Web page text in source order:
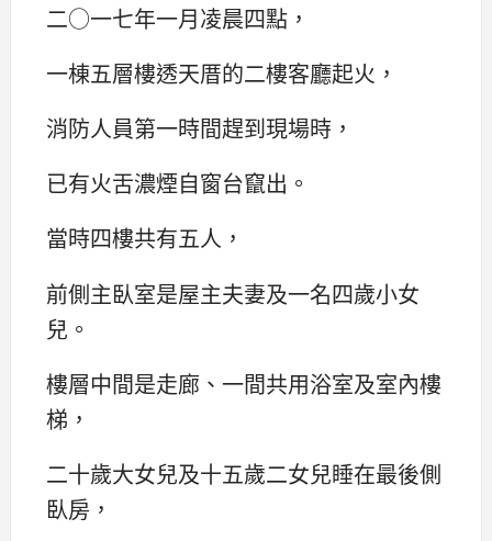
二○一七年一月凌晨四點，
一棟五層樓透天厝的二樓客廳起火，
消防人員第一時間趕到現場時，
已有火舌濃煙自窗台竄出。
當時四樓共有五人，
前側主臥室是屋主夫妻及一名四歲小女
兒。
樓層中間是走廊、一間共用浴室及室內樓
梯，
二十歲大女兒及十五歲二女兒睡在最後側
臥房，